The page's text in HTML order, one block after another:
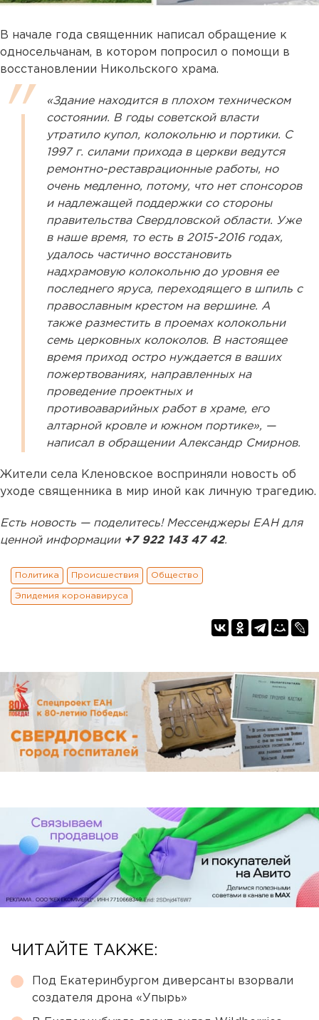
В начале года священник написал обращение к
односельчанам, в котором попросил о помощи в
восстановлении Никольского храма.
«Здание находится в плохом техническом
состоянии. В годы советской власти
утратило купол, колокольню и портики. С
1997 г. силами прихода в церкви ведутся
ремонтно-реставрационные работы, но
очень медленно, потому, что нет спонсоров
и надлежащей поддержки со стороны
правительства Свердловской области. Уже
в наше время, то есть в 2015-2016 годах,
удалось частично восстановить
надхрамовую колокольню до уровня ее
последнего яруса, переходящего в шпиль с
православным крестом на вершине. А
также разместить в проемах колокольни
семь церковных колоколов. В настоящее
время приход остро нуждается в ваших
пожертвованиях, направленных на
проведение проектных и
противоаварийных работ в храме, его
алтарной кровле и южном портике», —
написал в обращении Александр Смирнов.
Жители села Кленовское восприняли новость об
уходе священника в мир иной как личную трагедию.
Есть новость — поделитесь! Мессенджеры ЕАН для
ценной информации +7 922 143 47 42.
Политика Происшествия Общество
Эпидемия коронавируса
ЧИТАЙТЕ ТАКЖЕ:
Под Екатеринбургом диверсанты взорвали
создателя дрона «Упырь»